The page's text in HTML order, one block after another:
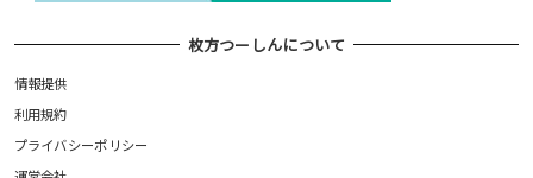
枚方つーしんについて
情報提供
利用規約
プライバシーポリシー